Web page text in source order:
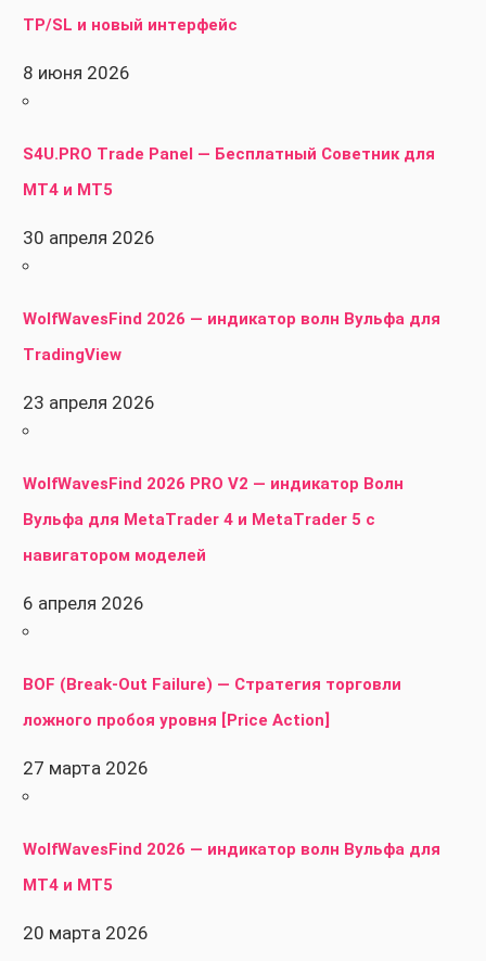
TP/SL и новый интерфейс
8 июня 2026
S4U.PRO Trade Panel — Бесплатный Советник для
MT4 и MT5
30 апреля 2026
WolfWavesFind 2026 — индикатор волн Вульфа для
TradingView
23 апреля 2026
WolfWavesFind 2026 PRO V2 — индикатор Волн
Вульфа для MetaTrader 4 и MetaTrader 5 с
навигатором моделей
6 апреля 2026
BOF (Break-Out Failure) — Стратегия торговли
ложного пробоя уровня [Price Action]
27 марта 2026
WolfWavesFind 2026 — индикатор волн Вульфа для
MT4 и MT5
20 марта 2026